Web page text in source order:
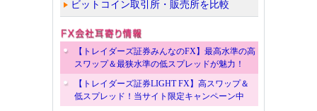
ビットコイン取引所・販売所を比較
【トレイダーズ証券みんなのFX】最高水準の高
スワップ＆最狭水準の低スプレッドが魅力！
【トレイダーズ証券LIGHT FX】高スワップ＆
低スプレッド！当サイト限定キャンペーン中